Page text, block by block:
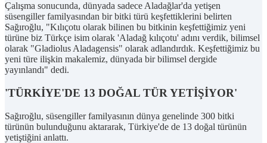
Çalışma sonucunda, dünyada sadece Aladağlar'da yetişen
süsengiller familyasından bir bitki türü keşfettiklerini belirten
Sağıroğlu, "Kılıçotu olarak bilinen bu bitkinin keşfettiğimiz yeni
türüne biz Türkçe isim olarak 'Aladağ kılıçotu' adını verdik, bilimsel
olarak "Gladiolus Aladagensis" olarak adlandırdık. Keşfettiğimiz bu
yeni türe ilişkin makalemiz, dünyada bir bilimsel dergide
yayınlandı" dedi.
'TÜRKİYE'DE 13 DOĞAL TÜR YETİŞİYOR'
Sağıroğlu, süsengiller familyasının dünya genelinde 300 bitki
türünün bulunduğunu aktararak, Türkiye'de de 13 doğal türünün
yetiştiğini anlattı.